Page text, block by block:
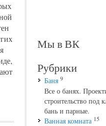
Мы в ВК
Рубрики
Баня 9
Все о банях.
строительство под
бань и парные.
Ванная комната 15